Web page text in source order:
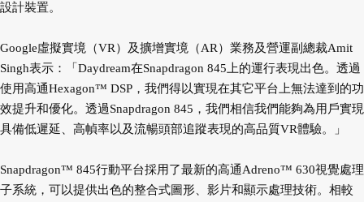
設計裝置。
Google虛擬實境（VR）及擴增實境（AR）業務及營運副總裁Amit
Singh表示：「Daydream在Snapdragon 845上的運行表現出色。透過
使用高通Hexagon™ DSP，我們得以實現在其它平台上無法達到的功
效提升和優化。透過Snapdragon 845，我們相信我們能夠為用戶實現
具備低遲延、高幀率以及流暢頭部追蹤表現的高品質VR體驗。」
Snapdragon™ 845行動平台採用了最新的高通Adreno™ 630視覺處理
子系統，可以提供出色的整合式圖形、影片和顯示處理技術。相較